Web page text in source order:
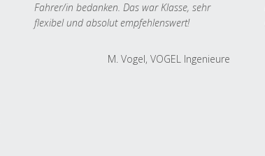
Fahrer/in bedanken. Das war Klasse, sehr
flexibel und absolut empfehlenswert!
M. Vogel, VOGEL Ingenieure